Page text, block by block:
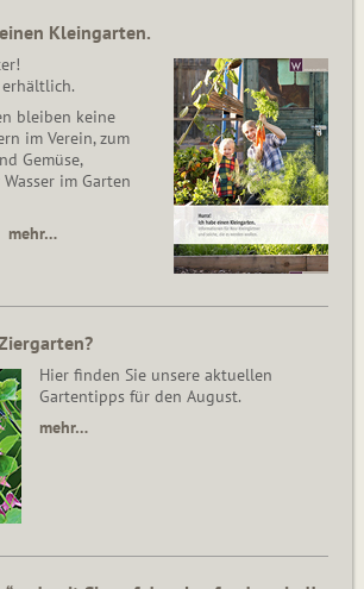
Kleingarten.
bleiben keine
im Verein, zum
Gemüse,
im Garten
mehr…
Hier finden Sie unsere aktuellen
Gartentipps für den August.
mehr…